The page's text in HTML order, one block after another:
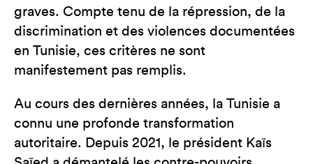
graves. Compte tenu de la répression, de la
discrimination et des violences documentées
en Tunisie, ces critères ne sont
manifestement pas remplis.
Au cours des dernières années, la Tunisie a
connu une profonde transformation
autoritaire. Depuis 2021, le président Kaïs